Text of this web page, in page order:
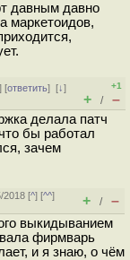
давным давно
маркетоидов,
] [ответить][↓]
+1
+ / –
делала патч
бы работал
зачем
2018 [^] [^^]
+ / –
выкидыванием
фирмварь
и я знаю, о чём